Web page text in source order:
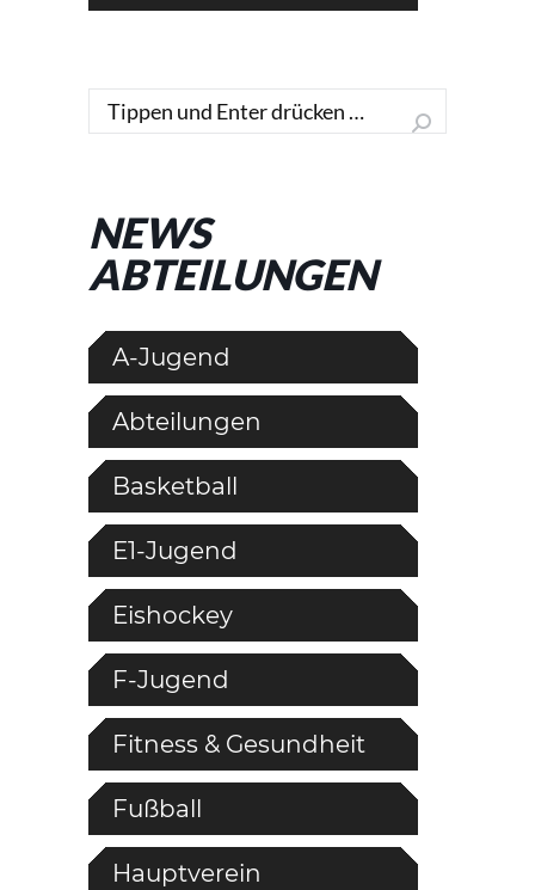
Search:
NEWS
ABTEILUNGEN
A-Jugend
Abteilungen
Basketball
E1-Jugend
Eishockey
F-Jugend
Fitness & Gesundheit
Fußball
Hauptverein